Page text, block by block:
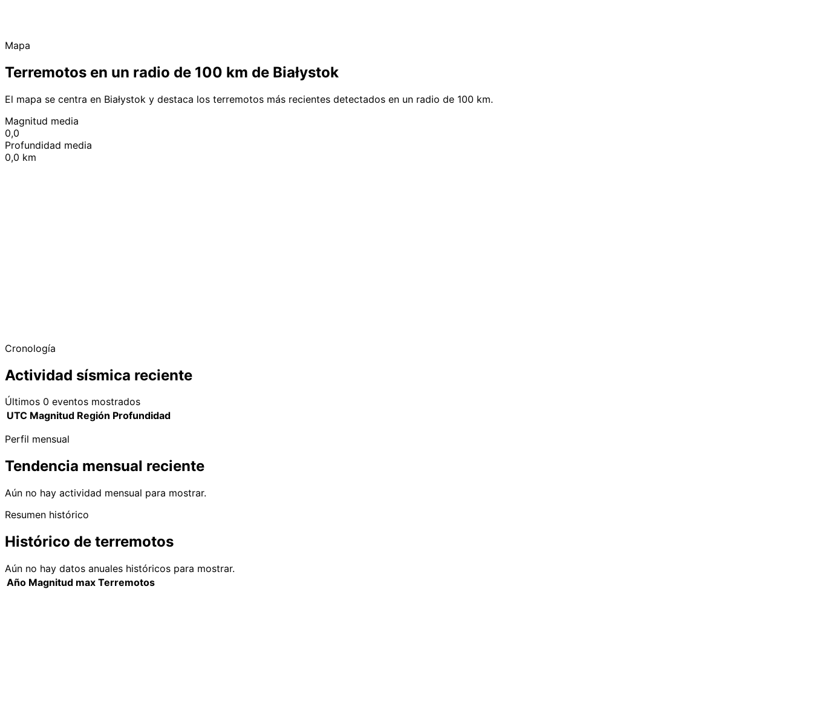
Mapa
Terremotos en un radio de 100 km de Białystok
El mapa se centra en Białystok y destaca los terremotos más recientes detectados en un radio de 100 km.
Magnitud media
0,0
Profundidad media
0,0 km
Cronología
Actividad sísmica reciente
Últimos 0 eventos mostrados
UTC Magnitud Región Profundidad
Perfil mensual
Tendencia mensual reciente
Aún no hay actividad mensual para mostrar.
Resumen histórico
Histórico de terremotos
Aún no hay datos anuales históricos para mostrar.
Año Magnitud max Terremotos